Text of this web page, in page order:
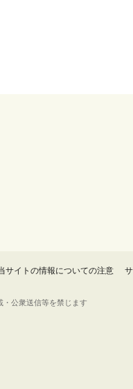
サイトの情報についての注意
・公衆送信等を禁じます